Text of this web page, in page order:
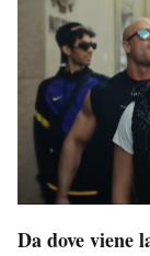
Da dove viene